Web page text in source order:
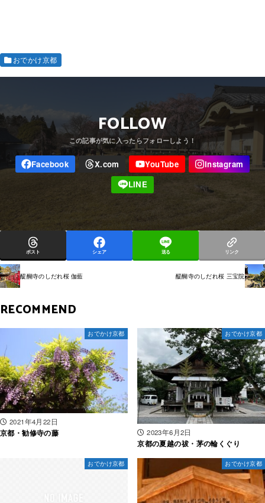
おでかけ京都
FOLLOW
ポスト シェア 送る リンク
醍醐寺のしだれ桜 伽藍 醍醐寺のしだれ桜 三宝院
RECOMMEND
おでかけ京都
2021年4月22日
京都・勧修寺の藤
おでかけ京都
2023年6月2日
京都の夏越の祓・茅の輪くぐり
おでかけ京都 おでかけ京都